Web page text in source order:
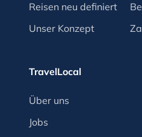
Reisen neu definiert
Unser Konzept
TravelLocal
Über uns
Jobs